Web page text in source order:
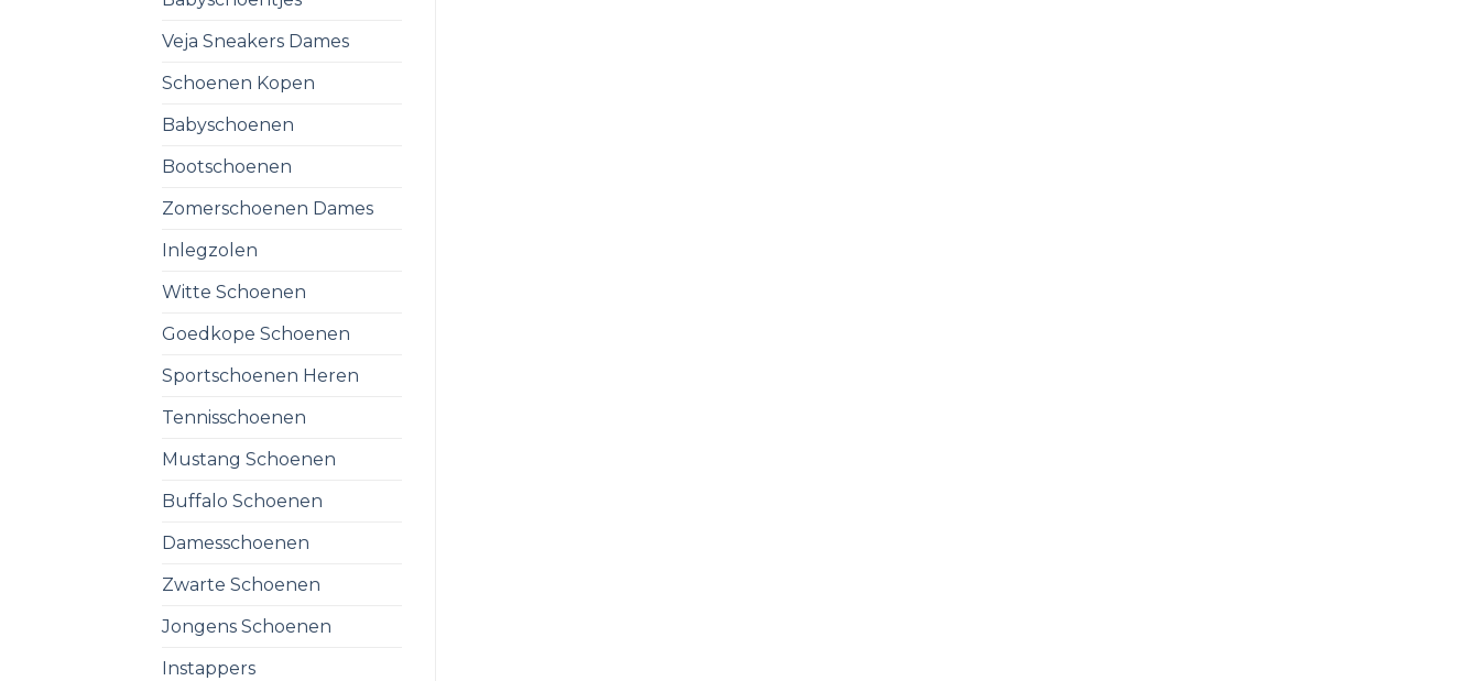
Veja Sneakers Dames
Schoenen Kopen
Babyschoenen
Bootschoenen
Zomerschoenen Dames
Inlegzolen
Witte Schoenen
Goedkope Schoenen
Sportschoenen Heren
Tennisschoenen
Mustang Schoenen
Buffalo Schoenen
Damesschoenen
Zwarte Schoenen
Jongens Schoenen
Instappers